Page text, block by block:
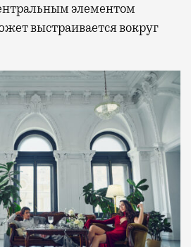
элементом
выстраивается вокруг